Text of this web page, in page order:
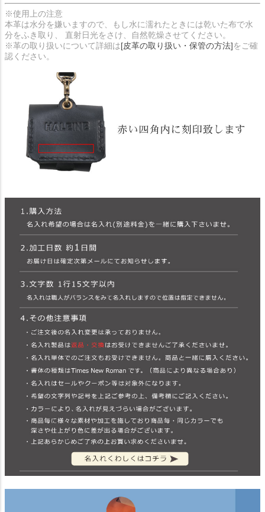
※使用上の注意
本革は水分を嫌いますので、もし水に濡れたときには乾いた布で水
分をふき取り、 直射日光をさけ、自然乾燥させてください。
※革の取り扱いについて詳細は[皮革の取り扱い・保管の方法]をご確
認ください。